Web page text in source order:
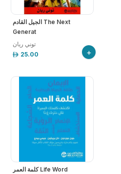
الجيل القادم The Next
Generat
توني ريان
25.00
+
كلمة العمر Life Word